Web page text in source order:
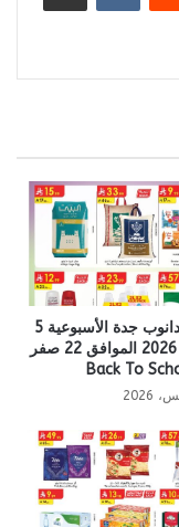
عروض الدانوب جدة الأسبوعية 5
اغسطس 2026 الموافق 22 صفر